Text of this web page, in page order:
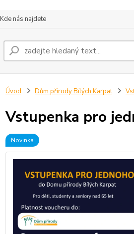
Kde nás najdete
Úvod Dům přírody Bílých Karpat
Vstupenka pro
Novinka